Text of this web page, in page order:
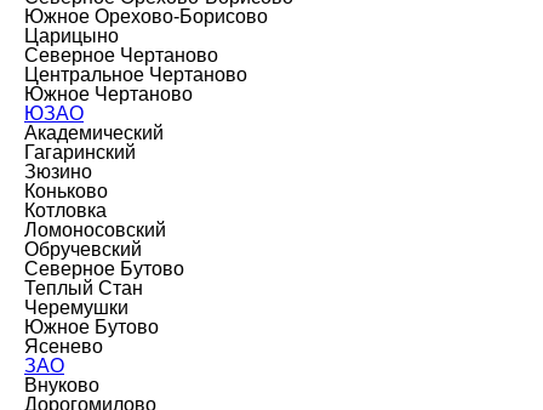
Южное Орехово-Борисово
Царицыно
Северное Чертаново
Центральное Чертаново
Южное Чертаново
ЮЗАО
Академический
Гагаринский
Зюзино
Коньково
Котловка
Ломоносовский
Обручевский
Северное Бутово
Теплый Стан
Черемушки
Южное Бутово
Ясенево
ЗАО
Внуково
Дорогомилово